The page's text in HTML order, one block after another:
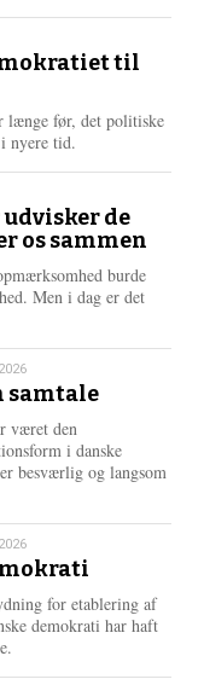
e
e
til
længe før, det politiske
nyere tid.
de
os sammen
burde
Men i dag er det
samtale
været den
i danske
besværlig og langsom
for etablering af
demokrati har haft